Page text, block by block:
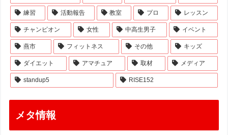
練習 活動報告 教室 プロ レッスン
チャンピオン 女性 中高生男子 イベント
燕市 フィットネス その他 キッズ
ダイエット アマチュア 取材 メディア
standup5 RISE152
メタ情報